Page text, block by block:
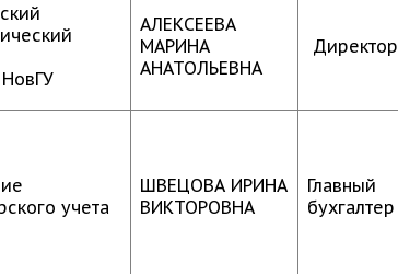
АЛЕКСЕЕВА
МАРИНА
АНАТОЛЬЕВНА
Директор
учета
ШВЕЦОВА ИРИНА
ВИКТОРОВНА
Главный
бухгалтер